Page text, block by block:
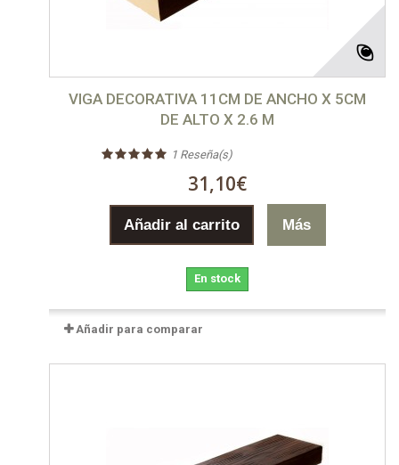
VIGA DECORATIVA 11CM DE ANCHO X 5CM
DE ALTO X 2.6 M
1 Reseña(s)
31,10€
Añadir al carrito Más
En stock
Añadir para comparar